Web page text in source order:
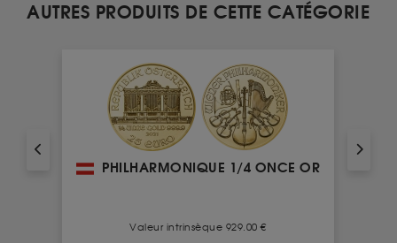
AUTRES PRODUITS DE CETTE CATÉGORIE
PHILHARMONIQUE 1/4 ONCE OR
Valeur intrinsèque 929.00 €